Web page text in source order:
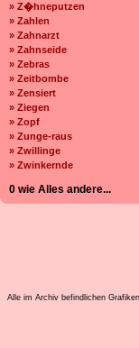
» Z�hneputzen
» Zahlen
» Zahnarzt
» Zahnseide
» Zebras
» Zeitbombe
» Zensiert
» Ziegen
» Zopf
» Zunge-raus
» Zwillinge
» Zwinkernde
0 wie Alles andere...
Alle im Archiv befindlichen